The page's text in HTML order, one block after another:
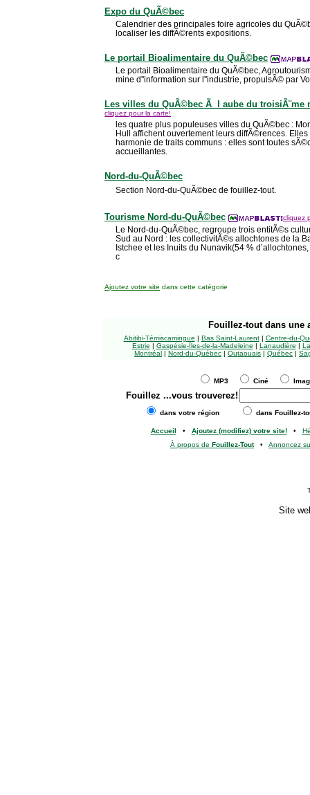
Expo du QuÃ©bec
Calendrier des principales foire agricoles du
localiser les diffÃ©rents expositions.
Le portail Bioalimentaire du QuÃ©bec
Le portail Bioalimentaire du QuÃ©bec,
mine d''information sur l''industrie, propulsÃ© par
Les villes du QuÃ©bec Ã l aube du troisiÃ¨me
cliquez pour la carte!
les quatre plus populeuses villes du QuÃ©bec :
Hull affichent ouvertement leurs diffÃ©rences.
harmonie de traits communs : elles sont toutes
accueillantes.
Nord-du-QuÃ©bec
Section Nord-du-QuÃ©bec de fouillez-tout.
Tourisme Nord-du-QuÃ©bec cliquez
Le Nord-du-QuÃ©bec, regroupe trois entitÃ©s
Sud au Nord : les collectivitÃ©s allochtones de la
Istchee et les Inuits du Nunavik(54 %
c
Ajoutez votre site dans cette catégorie
Fouillez-tout dans une
Abitibi-Témiscamingue | Bas Saint-Laurent| Centre-du-
Estrie | Gaspésie-Îles-de-la-Madeleine | Lanaudière |
Montréal | Nord-du-Québec | Outaouais | Québec |
MP3 Ciné
Fouillez ...vous trouverez!
dans votre région dans Fouillez-
Accueil • Ajoutez (modifiez) votre site!•
À propos de Fouillez-Tout• Annoncez
Site